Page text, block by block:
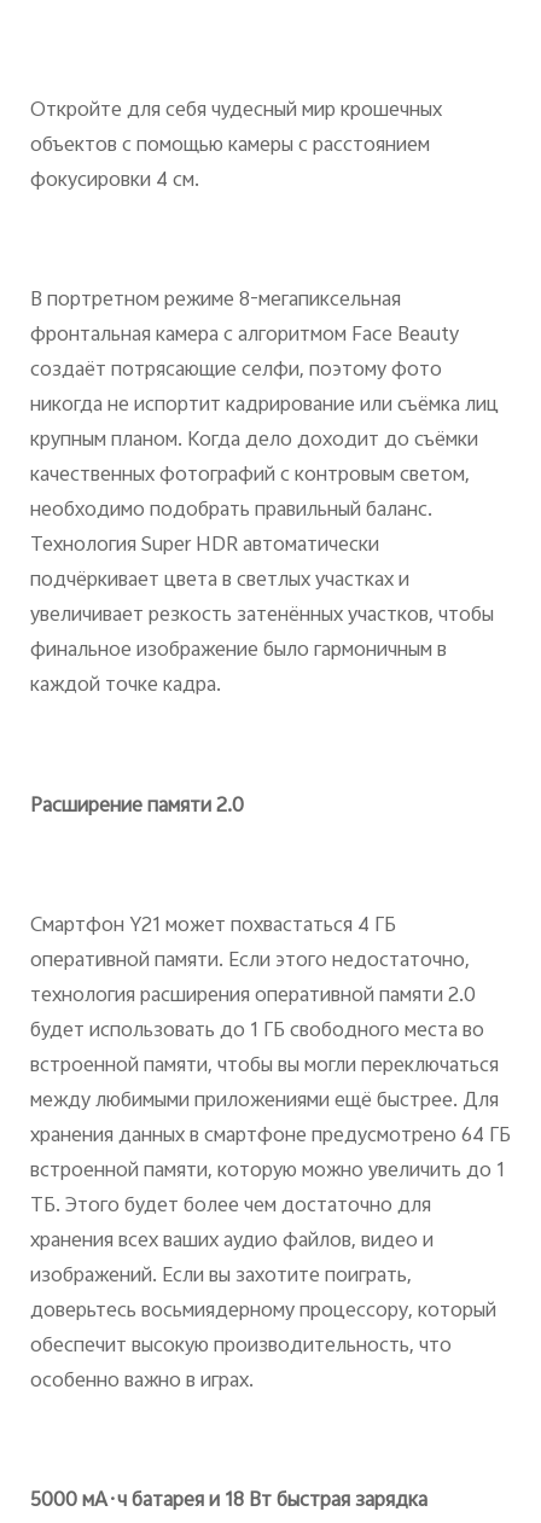
Откройте для себя чудесный мир крошечных
объектов с помощью камеры с расстоянием
фокусировки 4 см.
В портретном режиме 8-мегапиксельная
фронтальная камера с алгоритмом Face Beauty
создаёт потрясающие селфи, поэтому фото
никогда не испортит кадрирование или съёмка лиц
крупным планом. Когда дело доходит до съёмки
качественных фотографий с контровым светом,
необходимо подобрать правильный баланс.
Технология Super HDR автоматически
подчёркивает цвета в светлых участках и
увеличивает резкость затенённых участков, чтобы
финальное изображение было гармоничным в
каждой точке кадра.
Расширение памяти 2.0
Смартфон Y21 может похвастаться 4 ГБ
оперативной памяти. Если этого недостаточно,
технология расширения оперативной памяти 2.0
будет использовать до 1 ГБ свободного места во
встроенной памяти, чтобы вы могли переключаться
между любимыми приложениями ещё быстрее. Для
хранения данных в смартфоне предусмотрено 64 ГБ
встроенной памяти, которую можно увеличить до 1
ТБ. Этого будет более чем достаточно для
хранения всех ваших аудио файлов, видео и
изображений. Если вы захотите поиграть,
доверьтесь восьмиядерному процессору, который
обеспечит высокую производительность, что
особенно важно в играх.
5000 мА·ч батарея и 18 Вт быстрая зарядка